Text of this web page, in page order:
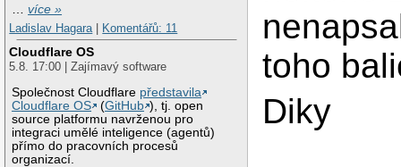
…více »
Ladislav Hagara| Komentářů: 11
Cloudflare OS
5.8. 17:00 | Zajímavý software
Společnost Cloudflare představila
Cloudflare OS
(GitHub ), tj. open
source platformu navrženou pro
integraci umělé inteligence (agentů)
přímo do pracovních procesů
organizací.
toho
Diky